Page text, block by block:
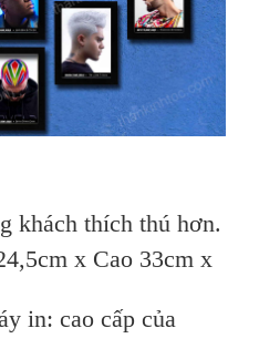
khách thích thú hơn.
x Cao 33cm x
in: cao cấp của